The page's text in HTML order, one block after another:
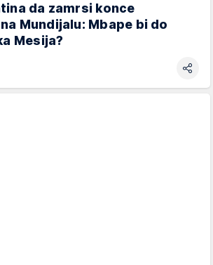
da zamrsi konce
Mundijalu: Mbape bi do
Mesija?